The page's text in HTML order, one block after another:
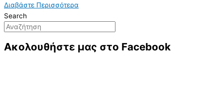
Διαβάστε Περισσότερα
Search
Ακολουθήστε μας στο Facebook